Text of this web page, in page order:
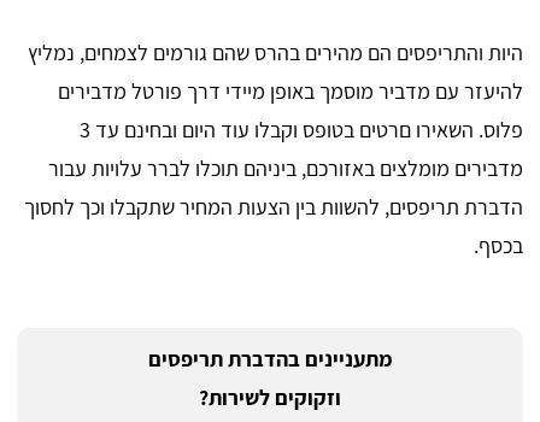
היות והתריפסים הם מהירים בהרס שהם גורמים לצמחים, נמליץ
להיעזר עם מדביר מוסמך באופן מיידי דרך פורטל מדבירים
פלוס. השאירו םרטים בטופס וקבלו עוד היום ובחינם עד 3
מדבירים מומלצים באזורכם, ביניהם תוכלו לברר עלויות עבור
הדברת תריפסים, להשוות בין הצעות המחיר שתקבלו וכך לחסוך
בכסף.
מתעניינים בהדברת תריפסים
וזקוקים לשירות?